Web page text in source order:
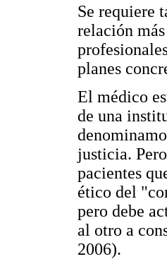
Se requiere
relación
planes
El médico
de una
justicia.
pacientes
ético del
pero debe
al otro a
2006).